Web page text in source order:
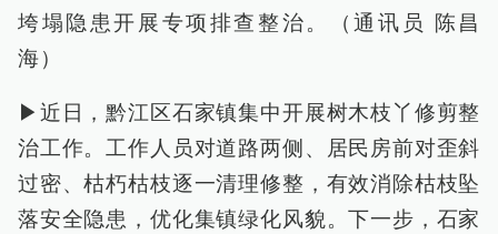
垮塌隐患开展专项排查整治。（通讯员 陈昌
海）
▶近日，黔江区石家镇集中开展树木枝丫修剪整
治工作。工作人员对道路两侧、居民房前对歪斜
过密、枯朽枯枝逐一清理修整，有效消除枯枝坠
落安全隐患，优化集镇绿化风貌。下一步，石家